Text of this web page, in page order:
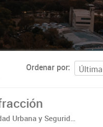
Ordenar por
Urbana y Seguridad